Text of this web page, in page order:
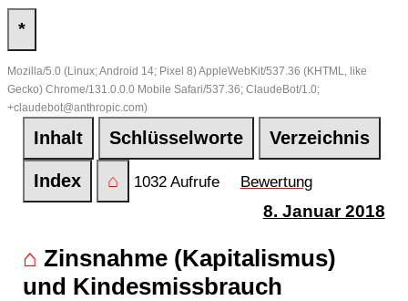
*
Mozilla/5.0 (Linux; Android 14; Pixel 8) AppleWebKit/537.36 (KHTML, like
Gecko) Chrome/131.0.0.0 Mobile Safari/537.36; ClaudeBot/1.0;
+claudebot@anthropic.com)
Inhalt Schlüsselworte Verzeichnis
Index ⌂ 1032 Aufrufe Bewertung
8. Januar 2018
⌂ Zinsnahme (Kapitalismus)
und Kindesmissbrauch